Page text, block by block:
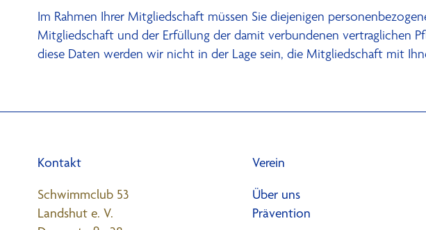
Im Rahmen Ihrer Mitgliedschaft müssen Sie diejenigen
Mitgliedschaft und der Erfüllung der damit verbundenen vertraglichen
diese Daten werden wir nicht in der Lage sein, die Mitgliedschaft mit
Kontakt
Schwimmclub 53
Landshut e. V.
Verein
Über uns
Prävention